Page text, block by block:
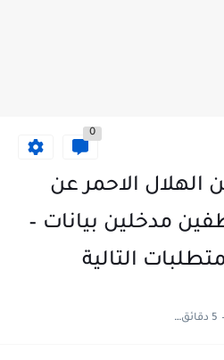
0
الهلال الاحمر عن
مدخلين بيانات –
التالية
5 دقائق للقراءة